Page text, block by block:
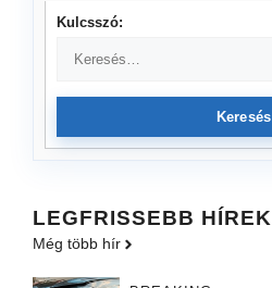
Kulcsszó:
Keresés
LEGFRISSEBB HÍREK
Még több hír